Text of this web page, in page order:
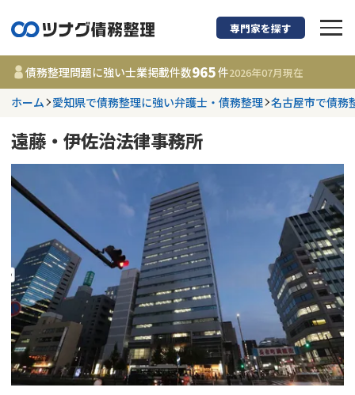
債務整理に強い弁
都道府県を選択
事務所
相談内容で探す
借金返済相談・交渉
任意整理
時効援用
会社破産・法人破産
費用相場
コラム
債務整理
個人再生（民事再生）
専門家を探す
債務整理問題に強い士業掲載件数965件2026年07月現在
ホーム 愛知県で債務整理に強い弁護士・債務整理 名古屋市で債務
遠藤・伊佐治法律事務所